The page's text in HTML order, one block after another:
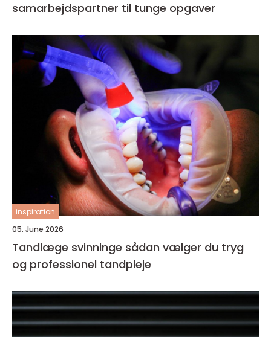
samarbejdspartner til tunge opgaver
inspiration
05. June 2026
Tandlæge svinninge sådan vælger du tryg
og professionel tandpleje